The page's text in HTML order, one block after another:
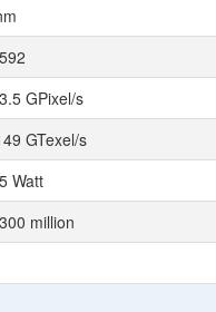
GPixel/s
GTexel/s
Watt
million